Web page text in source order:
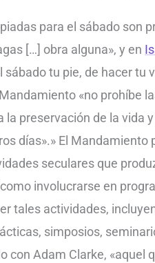
para el sábado son
[…] obra alguna», y en
sábado tu pie, de hacer tu
«no prohíbe
la preservación de la vida
días».» El Mandamiento
seculares que
involucrarse en
tales actividades,
simposios,
con Adam Clarke, «aquel